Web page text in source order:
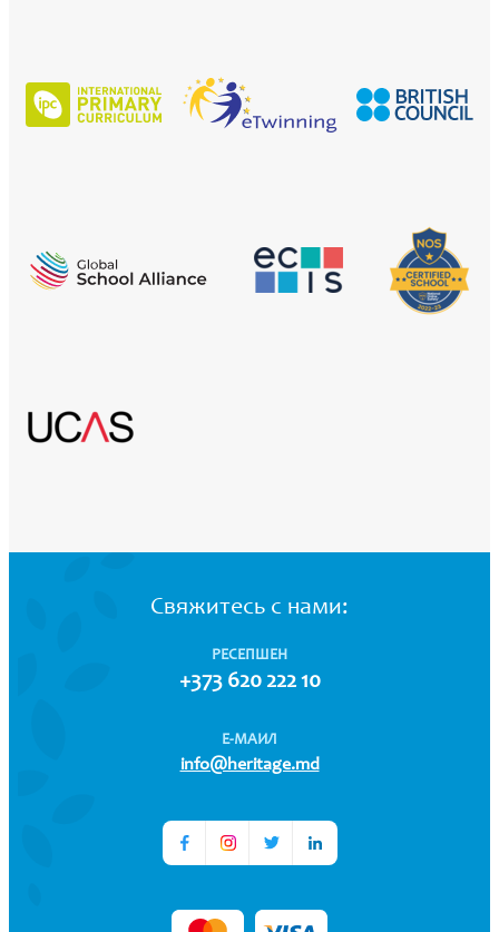
Свяжитесь с нами:
РЕСЕПШЕН
+373 620 222 10
Е-МАИЛ
info@heritage.md